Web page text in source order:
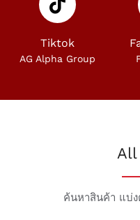
Tiktok
AG Alpha Group
ค้นหาสินค้า แบ่